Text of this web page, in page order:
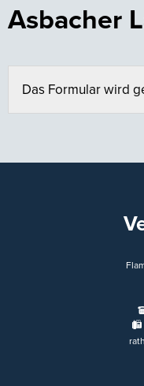
Asbacher
Das Formular wird